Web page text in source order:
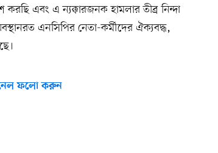
এবং এ ন্যক্কারজনক হামলার তীব্র নিন্দা
এনসিপির নেতা-কর্মীদের ঐক্যবদ্ধ,
ফলো করুন